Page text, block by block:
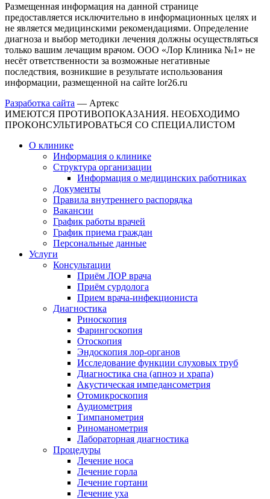
Размещенная информация на данной странице
предоставляется исключительно в информационных целях и
не является медицинскими рекомендациями. Определение
диагноза и выбор методики лечения должны осуществляться
только вашим лечащим врачом. ООО «Лор Клиника №1» не
несёт ответственности за возможные негативные
последствия, возникшие в результате использования
информации, размещенной на сайте lor26.ru
Разработка сайта — Артекс
ИМЕЮТСЯ ПРОТИВОПОКАЗАНИЯ. НЕОБХОДИМО
ПРОКОНСУЛЬТИРОВАТЬСЯ СО СПЕЦИАЛИСТОМ
О клинике
Информация о клинике
Структура организации
Информация о медицинских работниках
Документы
Правила внутреннего распорядка
Вакансии
График работы врачей
График приема граждан
Персональные данные
Услуги
Консультации
Приём ЛОР врача
Приём сурдолога
Прием врача-инфекциониста
Диагностика
Риноскопия
Фарингоскопия
Отоскопия
Эндоскопия лор-органов
Исследование функции слуховых труб
Диагностика сна (апноэ и храпа)
Акустическая импедансометрия
Отомикроскопия
Аудиометрия
Тимпанометрия
Риноманометрия
Лабораторная диагностика
Процедуры
Лечение носа
Лечение горла
Лечение гортани
Лечение уха